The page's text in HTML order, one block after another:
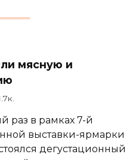
мясную и
раз в рамках 7-й
выставки-ярмарки
дегустационный